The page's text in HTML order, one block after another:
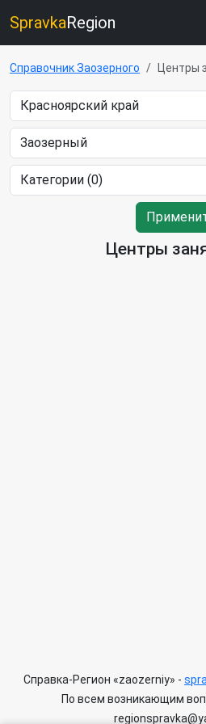
SpravkaRegion
Справочник Заозерного Центры
Центры
Справка-Регион «zaozerniy» -
По всем возникающим